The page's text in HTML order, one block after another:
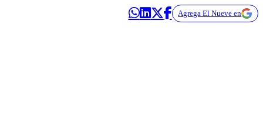
Agrega El Nueve en